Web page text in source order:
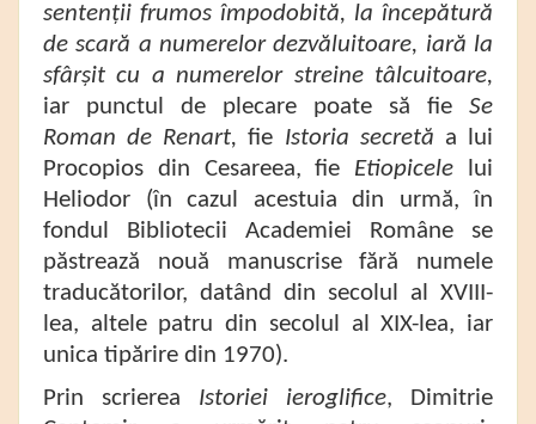
sentenții frumos împodobită, la începătură
de scară a numerelor dezvăluitoare, iară la
sfârșit cu a numerelor streine tâlcuitoare,
iar punctul de plecare poate să fie Se
Roman de Renart,fie Istoria secretă a lui
Procopios din Cesareea, fie Etiopicele lui
Heliodor (în cazul acestuia din urmă, în
fondul Bibliotecii Academiei Române se
păstrează nouă manuscrise fără numele
traducătorilor, datând din secolul al XVIII-
lea, altele patru din secolul al XIX-lea, iar
unica tipărire din 1970).
Prin scrierea Istoriei ieroglifice, Dimitrie